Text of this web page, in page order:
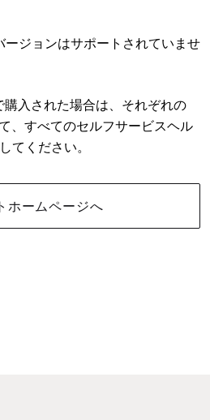
ージョンはサポートされていませ
入された場合は、それぞれの
、すべてのセルフサービスヘル
てください。
ホームページへ